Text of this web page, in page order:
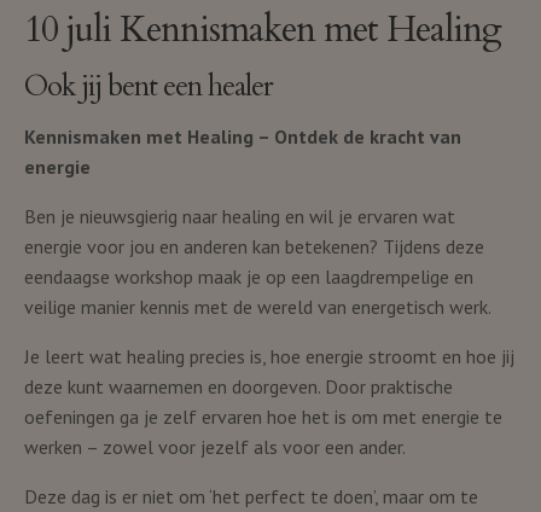
10 juli Kennismaken met Healing
Ook jij bent een healer
Kennismaken met Healing – Ontdek de kracht van
energie
Ben je nieuwsgierig naar healing en wil je ervaren wat
energie voor jou en anderen kan betekenen? Tijdens deze
eendaagse workshop maak je op een laagdrempelige en
veilige manier kennis met de wereld van energetisch werk.
Je leert wat healing precies is, hoe energie stroomt en hoe jij
deze kunt waarnemen en doorgeven. Door praktische
oefeningen ga je zelf ervaren hoe het is om met energie te
werken – zowel voor jezelf als voor een ander.
Deze dag is er niet om ‘het perfect te doen’, maar om te